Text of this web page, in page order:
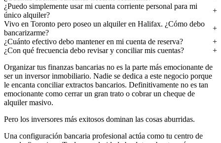
¿Puedo simplemente usar mi cuenta corriente personal para mi
único alquiler?
Vivo en Toronto pero poseo un alquiler en Halifax. ¿Cómo debo
bancarizarme?
¿Cuánto efectivo debo mantener en mi cuenta de reserva?
¿Con qué frecuencia debo revisar y conciliar mis cuentas?
Organizar tus finanzas bancarias no es la parte más emocionante de
ser un inversor inmobiliario. Nadie se dedica a este negocio porque
le encanta conciliar extractos bancarios. Definitivamente no es tan
emocionante como cerrar un gran trato o cobrar un cheque de
alquiler masivo.
Pero los inversores más exitosos dominan las cosas aburridas.
Una configuración bancaria profesional actúa como tu centro de